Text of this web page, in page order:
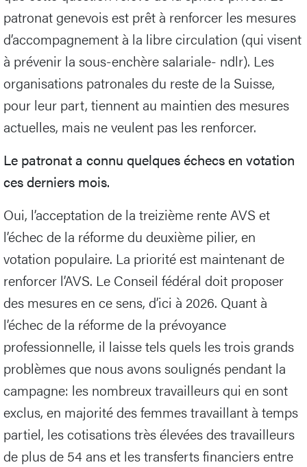
patronat genevois est prêt à renforcer les mesures
d’accompagnement à la libre circulation (qui visent
à prévenir la sous-enchère salariale- ndlr). Les
organisations patronales du reste de la Suisse,
pour leur part, tiennent au maintien des mesures
actuelles, mais ne veulent pas les renforcer.
Le patronat a connu quelques échecs en votation
ces derniers mois.
Oui, l’acceptation de la treizième rente AVS et
l’échec de la réforme du deuxième pilier, en
votation populaire. La priorité est maintenant de
renforcer l’AVS. Le Conseil fédéral doit proposer
des mesures en ce sens, d’ici à 2026. Quant à
l’échec de la réforme de la prévoyance
professionnelle, il laisse tels quels les trois grands
problèmes que nous avons soulignés pendant la
campagne: les nombreux travailleurs qui en sont
exclus, en majorité des femmes travaillant à temps
partiel, les cotisations très élevées des travailleurs
de plus de 54 ans et les transferts financiers entre